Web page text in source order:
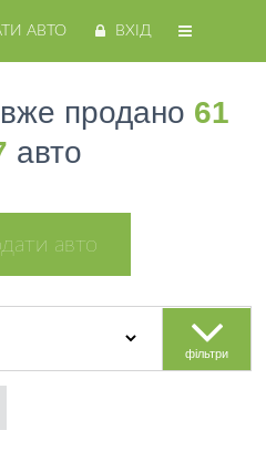
АВТО ВХІД
продано 61
авто
авто
фільтри